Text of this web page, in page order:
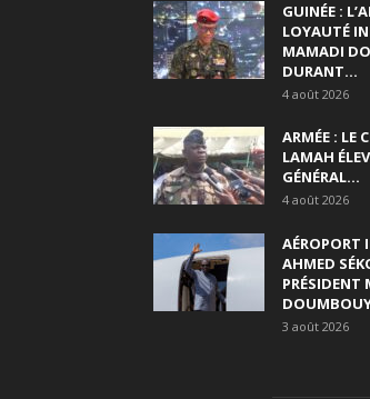
GUINÉE :
LOYAUTÉ
MAMADI
DURANT...
4 août 2026
ARMÉE : LE
LAMAH
GÉNÉRAL...
4 août 2026
AÉROPORT
AHMED
PRÉSIDENT
3 août 2026